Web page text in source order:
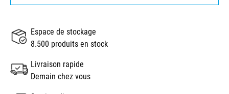
Espace de stockage
8.500 produits en stock
Livraison rapide
Demain chez vous